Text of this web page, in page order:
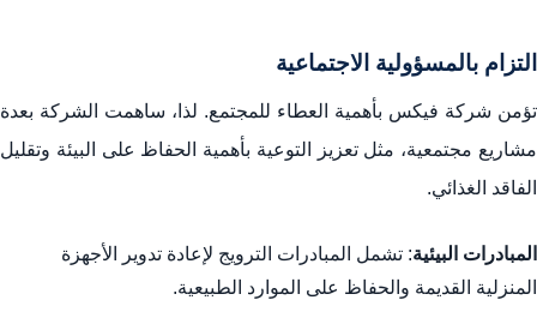
التزام بالمسؤولية الاجتماعية
تؤمن شركة فيكس بأهمية العطاء للمجتمع. لذا، ساهمت الشركة بعدة
مشاريع مجتمعية، مثل تعزيز التوعية بأهمية الحفاظ على البيئة وتقليل
الفاقد الغذائي.
المبادرات البيئية: تشمل المبادرات الترويج لإعادة تدوير الأجهزة
المنزلية القديمة والحفاظ على الموارد الطبيعية.